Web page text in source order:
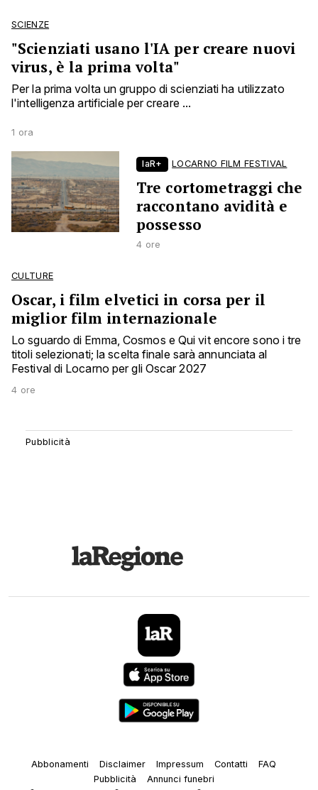
SCIENZE
"Scienziati usano l'IA per creare nuovi
virus, è la prima volta"
Per la prima volta un gruppo di scienziati ha utilizzato
l'intelligenza artificiale per creare ...
1 ora
laR+ LOCARNO FILM FESTIVAL
Tre cortometraggi che
raccontano avidità e
possesso
4 ore
CULTURE
Oscar, i film elvetici in corsa per il
miglior film internazionale
Lo sguardo di Emma, Cosmos e Qui vit encore sono i tre
titoli selezionati; la scelta finale sarà annunciata al
Festival di Locarno per gli Oscar 2027
4 ore
Abbonamenti Disclaimer Impressum Contatti
FAQ
Pubblicità
Annunci funebri